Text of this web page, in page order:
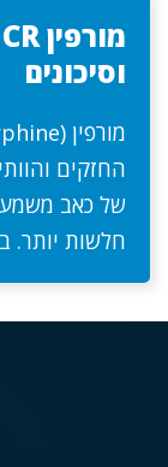
וסיכונים
החזקים
של כאב
חלשות יותר.